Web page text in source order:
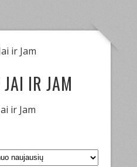
ir Jam
JAI IR JAM
ir Jam